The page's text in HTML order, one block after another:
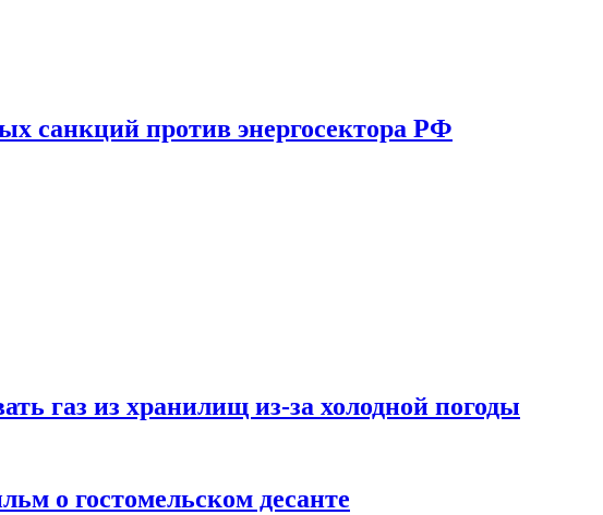
санкций против энергосектора РФ
газ из хранилищ из-за холодной погоды
о гостомельском десанте